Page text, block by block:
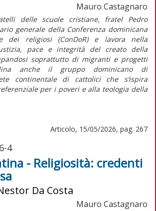
Mauro Castagnaro
delle scuole cristiane, fratel Pedro
generale della Conferenza dominicana
dei religiosi (ConDoR) e lavora nella
pace e integrità del creato della
soprattutto di migranti e progetti
anche il gruppo dominicano di
continentale di cattolici che s’ispira
per i poveri e alla teologia della
Articolo, 15/05/2026, pag. 267
4
- Religiosità: credenti
Da Costa
Mauro Castagnaro